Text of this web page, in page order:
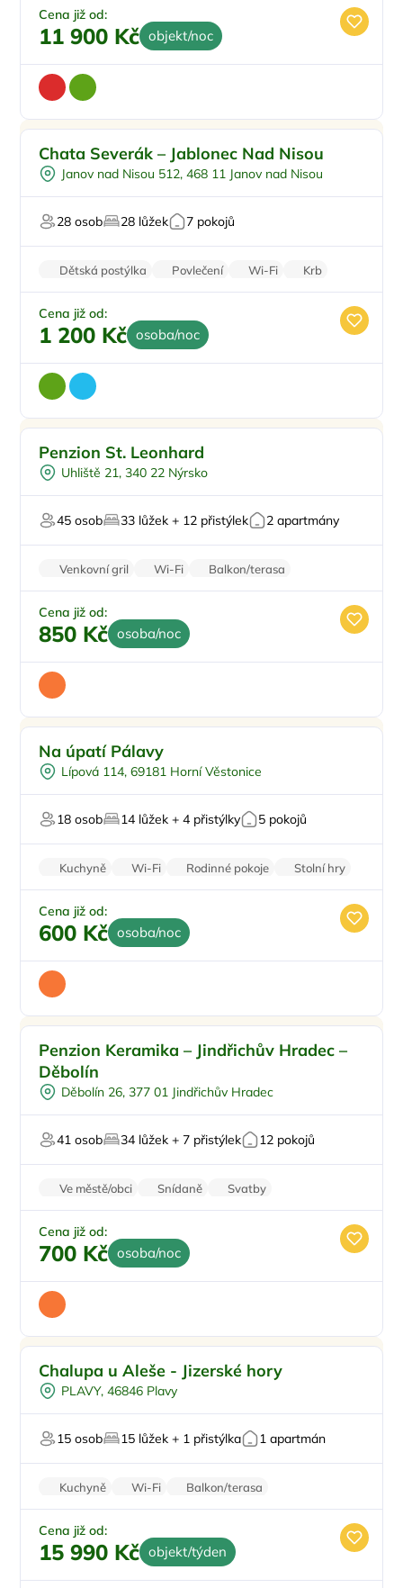
Cena již od:
11 900 Kč objekt/noc
Polopenze
U lyžařského střediska
Pro majitele mazlíčků
Chata Severák – Jablonec Nad Nisou
Janov nad Nisou 512, 468 11 Janov nad Nisou
28 osob 28 lůžek 7 pokojů
Dětská postýlka Povlečení Wi-Fi
Krb
Pračka
Cena již od:
1 200 Kč osoba/noc
Vnitřní bazén
Dětské hřiště
Sauna
Penzion St. Leonhard
Uhliště 21, 340 22 Nýrsko
45 osob 33 lůžek + 12 přistýlek 2 apartmány
Venkovní gril Wi-Fi
Balkon/terasa
Stolní hry
Cena již od:
850 Kč osoba/noc
Pro rodiny s dětmi
Dětské hřiště
Zahrada
Na úpatí Pálavy
Lípová 114, 69181 Horní Věstonice
18 osob 14 lůžek + 4 přistýlky 5 pokojů
Kuchyně Wi-Fi Rodinné pokoje
Stolní hry
Parkování zdarma
Cena již od:
600 Kč osoba/noc
Venkovní bazén
Pro skupiny
Sauna
Pro svatby a oslavy
Penzion Keramika – Jindřichův Hradec –
Děbolín
Děbolín 26, 377 01 Jindřichův Hradec
41 osob 34 lůžek + 7 přistýlek 12 pokojů
Ve městě/obci Snídaně
Svatby
Worshopy/školení
Firemní akce/teambuilding
Cena již od:
700 Kč osoba/noc
Dětské hřiště
Venkovní bazén
Pro skupiny
Chalupa u Aleše - Jizerské hory
PLAVY, 46846 Plavy
15 osob 15 lůžek + 1 přistýlka 1 apartmán
Kuchyně Wi-Fi
Balkon/terasa
Zvířata povolena
Vysavač
Cena již od:
15 990 Kč objekt/týden